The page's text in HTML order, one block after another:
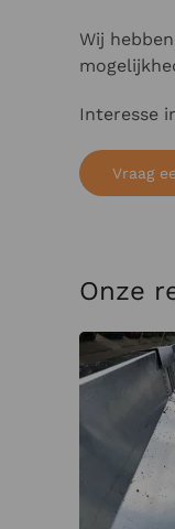
Wij
Interesse
Vraag
Onze